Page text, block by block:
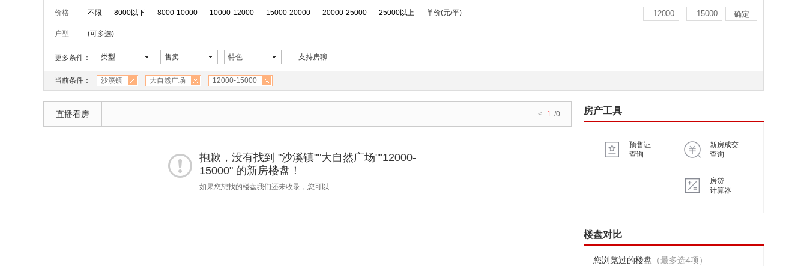
价格 不限 8000以下 8000-10000 10000-12000 15000-20000 20000-25000 25000以上 单价(元/平) -
户型 (可多选)
更多条件： 类型 售卖 特色 支持房聊
当前条件： 沙溪镇 大自然广场 12000-15000
直播看房 < 1 /0
抱歉，没有找到 "沙溪镇""大自然广场""12000-
15000" 的新房楼盘！
如果您想找的楼盘我们还未收录，您可以
房产工具
预售证
查询
新房成交
查询
房贷
计算器
楼盘对比
您浏览过的楼盘 （最多选4项）